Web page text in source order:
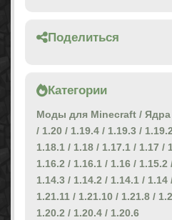
Поделиться
Категории
Моды для Minecraft / Ядра
/ 1.20 / 1.19.4 / 1.19.3 /
1.18.1 / 1.18 / 1.17.1 / 1.17 /
1.16.2 / 1.16.1 / 1.16 / 1.15.2
1.14.3 / 1.14.2 / 1.14.1 / 1.14
1.21.11 / 1.21.10 / 1.21.8 /
1.20.2 / 1.20.4 / 1.20.6